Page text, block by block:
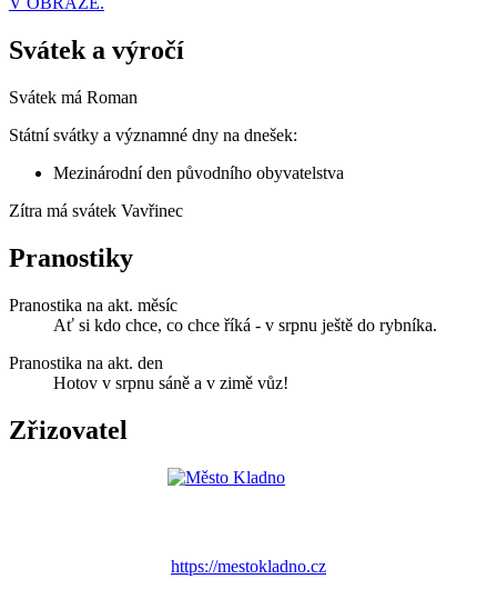
Svátek a výročí
Svátek má Roman
Státní svátky a významné dny na dnešek:
Mezinárodní den původního obyvatelstva
Zítra má svátek Vavřinec
Pranostiky
Pranostika na akt. měsíc
Ať si kdo chce, co chce říká - v srpnu ještě do rybníka.
Pranostika na akt. den
Hotov v srpnu sáně a v zimě vůz!
Zřizovatel
https://mestokladno.cz